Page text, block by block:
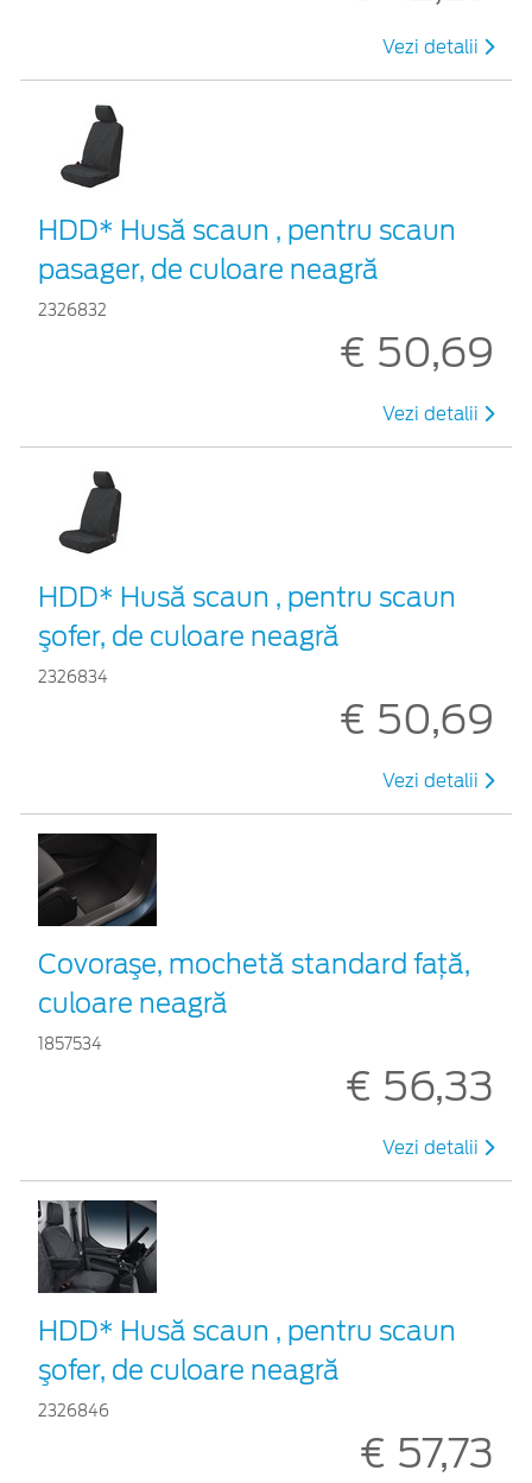
Vezi detalii
HDD* Husă scaun , pentru scaun
pasager, de culoare neagră
2326832
€ 50,69
Vezi detalii
HDD* Husă scaun , pentru scaun
şofer, de culoare neagră
2326834
€ 50,69
Vezi detalii
Covoraşe, mochetă standard faţă,
culoare neagră
1857534
€ 56,33
Vezi detalii
HDD* Husă scaun , pentru scaun
şofer, de culoare neagră
2326846
€ 57,73